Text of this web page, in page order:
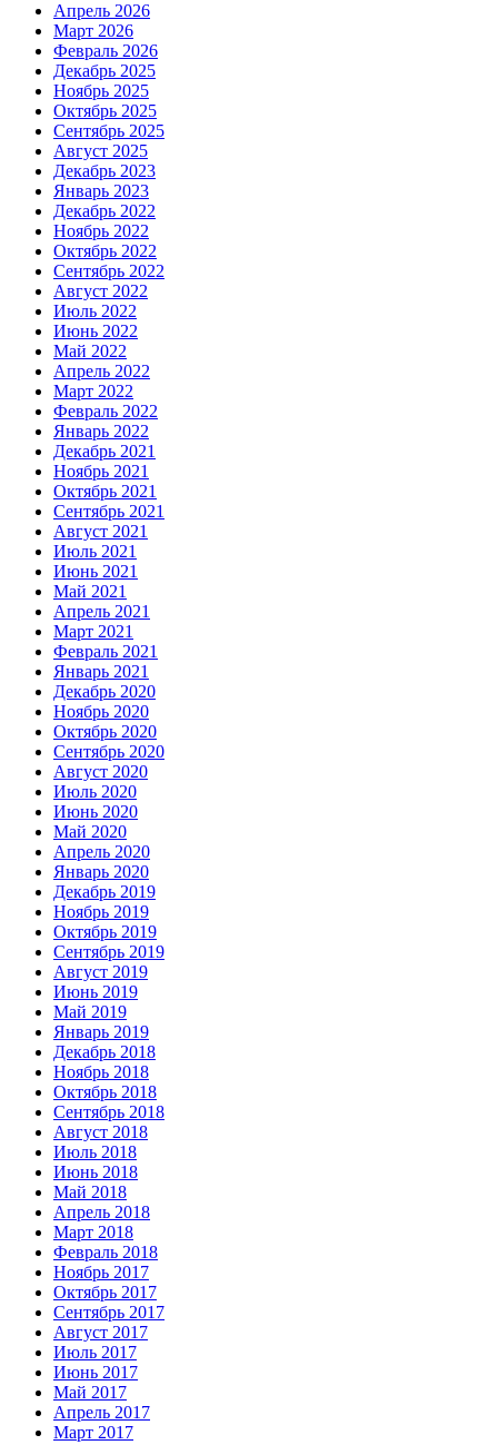
Апрель 2026
Март 2026
Февраль 2026
Декабрь 2025
Ноябрь 2025
Октябрь 2025
Сентябрь 2025
Август 2025
Декабрь 2023
Январь 2023
Декабрь 2022
Ноябрь 2022
Октябрь 2022
Сентябрь 2022
Август 2022
Июль 2022
Июнь 2022
Май 2022
Апрель 2022
Март 2022
Февраль 2022
Январь 2022
Декабрь 2021
Ноябрь 2021
Октябрь 2021
Сентябрь 2021
Август 2021
Июль 2021
Июнь 2021
Май 2021
Апрель 2021
Март 2021
Февраль 2021
Январь 2021
Декабрь 2020
Ноябрь 2020
Октябрь 2020
Сентябрь 2020
Август 2020
Июль 2020
Июнь 2020
Май 2020
Апрель 2020
Январь 2020
Декабрь 2019
Ноябрь 2019
Октябрь 2019
Сентябрь 2019
Август 2019
Июнь 2019
Май 2019
Январь 2019
Декабрь 2018
Ноябрь 2018
Октябрь 2018
Сентябрь 2018
Август 2018
Июль 2018
Июнь 2018
Май 2018
Апрель 2018
Март 2018
Февраль 2018
Ноябрь 2017
Октябрь 2017
Сентябрь 2017
Август 2017
Июль 2017
Июнь 2017
Май 2017
Апрель 2017
Март 2017